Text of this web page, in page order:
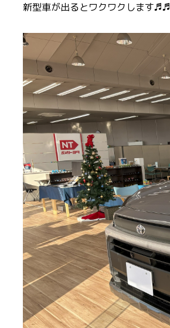
新型車が出るとワクワクします♬♬